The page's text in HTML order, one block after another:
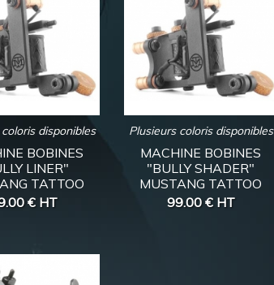
disponibles
BOBINES
LINER"
TATTOO
€ HT
Plusieurs coloris disponibles
MACHINE BOBINES
"BULLY SHADER"
MUSTANG TATTOO
99.00 € HT